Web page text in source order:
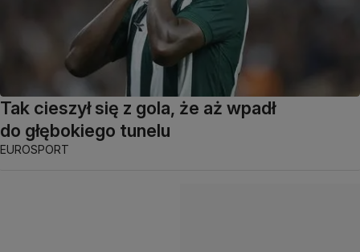
Tak cieszył się z gola, że aż wpadł
do głębokiego tunelu
EUROSPORT